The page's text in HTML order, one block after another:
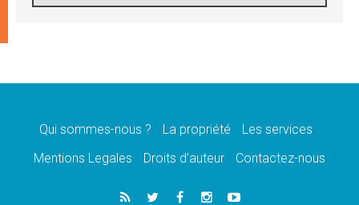
1ère Conférence continentale sur l'éducation
07.08.2026
07.08.2026
lancement des «dix jours de prière pour la
06.08.2026
Qui sommes-nous ? La propriété
Les services
Mentions Legales
Droits d’auteur Contactez-nous